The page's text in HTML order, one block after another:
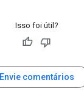
Isso foi útil?
Envie comentários